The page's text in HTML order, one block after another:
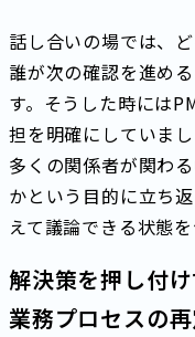
話し合いの場では、
誰が次の確認を進め
す。そうした時には
担を明確にしていまし
多くの関係者が関わ
かという目的に立ち
えて議論できる状態
解決策を押し付
業務プロセスの